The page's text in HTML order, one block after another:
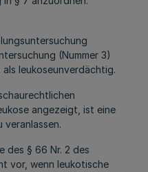
(Nummer 3)
leukoseunverdächtig.
angezeigt, ist eine
des § 66 Nr. 2 des
vor, wenn leukotische